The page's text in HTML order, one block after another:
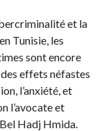
et la
Tunisie, les
sont encore
effets néfastes
l’anxiété, et
l’avocate et
Hadj Hmida.